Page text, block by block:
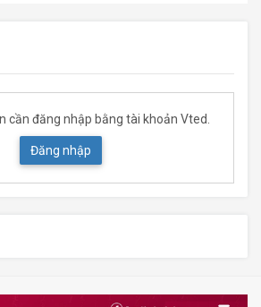
cần đăng nhập bằng tài khoản Vted.
Đăng nhập